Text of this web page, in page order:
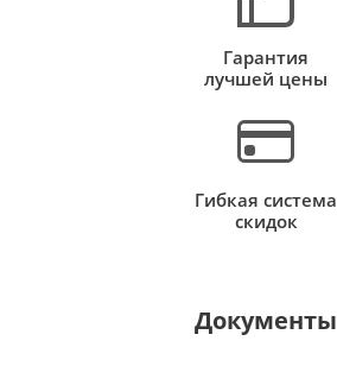
Гарантия
лучшей цены
Гибкая система
скидок
Документы